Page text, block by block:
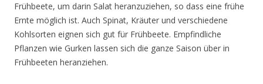
Frühbeete, um darin Salat heranzuziehen, so dass eine frühe
Ernte möglich ist. Auch Spinat, Kräuter und verschiedene
Kohlsorten eignen sich gut für Frühbeete. Empfindliche
Pflanzen wie Gurken lassen sich die ganze Saison über in
Frühbeeten heranziehen.